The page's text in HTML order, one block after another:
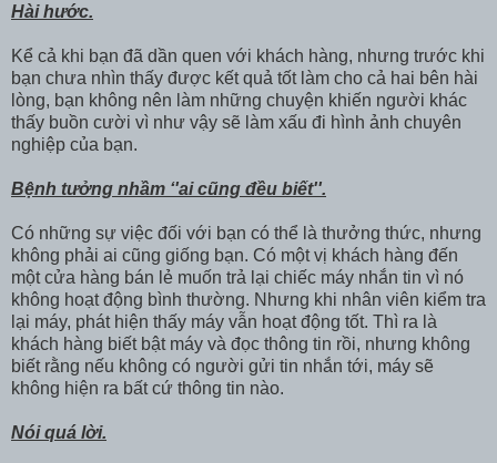
Hài hước.
Kể cả khi bạn đã dần quen với khách hàng, nhưng trước khi
bạn chưa nhìn thấy được kết quả tốt làm cho cả hai bên hài
lòng, bạn không nên làm những chuyện khiến người khác
thấy buồn cười vì như vậy sẽ làm xấu đi hình ảnh chuyên
nghiệp của bạn.
Bệnh tưởng nhầm ‘'ai cũng đều biết''.
Có những sự việc đối với bạn có thể là thưởng thức, nhưng
không phải ai cũng giống bạn. Có một vị khách hàng đến
một cửa hàng bán lẻ muốn trả lại chiếc máy nhắn tin vì nó
không hoạt động bình thường. Nhưng khi nhân viên kiểm tra
lại máy, phát hiện thấy máy vẫn hoạt động tốt. Thì ra là
khách hàng biết bật máy và đọc thông tin rồi, nhưng không
biết rằng nếu không có người gửi tin nhắn tới, máy sẽ
không hiện ra bất cứ thông tin nào.
Nói quá lời.